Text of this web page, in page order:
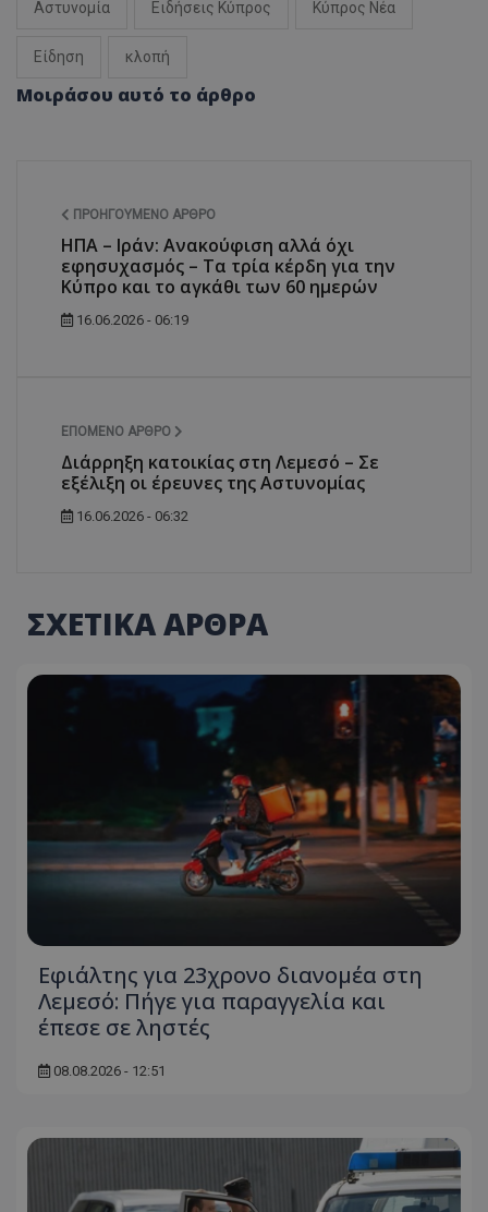
Αστυνομία Ειδήσεις Κύπρος Κύπρος Νέα
Είδηση κλοπή
Μοιράσου αυτό το άρθρο
ΠΡΟΗΓΟΎΜΕΝΟ ΆΡΘΡΟ
ΗΠΑ – Ιράν: Ανακούφιση αλλά όχι
εφησυχασμός – Τα τρία κέρδη για την
Κύπρο και το αγκάθι των 60 ημερών
16.06.2026 - 06:19
ΕΠΌΜΕΝΟ ΆΡΘΡΟ
Διάρρηξη κατοικίας στη Λεμεσό – Σε
εξέλιξη οι έρευνες της Αστυνομίας
16.06.2026 - 06:32
ΣΧΕΤΙΚΑ ΑΡΘΡΑ
Εφιάλτης για 23χρονο διανομέα στη
Λεμεσό: Πήγε για παραγγελία και
έπεσε σε ληστές
08.08.2026 - 12:51